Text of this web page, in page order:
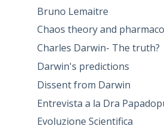
Bruno Lemaitre
Chaos theory and
Charles Darwin- The truth?
Darwin's predictions
Dissent from Darwin
Entrevista a la Dra
Evoluzione Scientifica